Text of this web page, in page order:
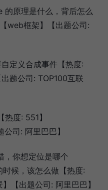
原理是什么，背后怎么
web框架】【出题公司:
定义合成事件【热度:
题公司: TOP100互联
度: 551】
司: 阿里巴巴】
你想定位是哪个
候，该怎么做【热度:
【出题公司: 阿里巴巴】